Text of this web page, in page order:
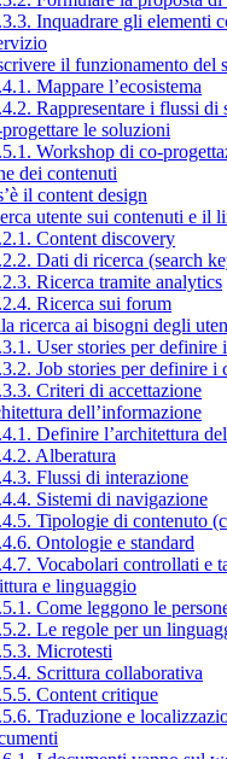
Inquadrare gli elementi
il funzionamento del
Mappare l’ecosistema
Rappresentare i flussi di
le soluzioni
Workshop di co-
dei contenuti
il content design
utente sui contenuti e il
Content discovery
Dati di ricerca (search
Ricerca tramite analytics
Ricerca sui forum
ricerca ai bisogni degli
User stories per definire
Job stories per definire i
Criteri di accettazione
dell’informazione
Definire l’architettura
Alberatura
Flussi di interazione
Sistemi di navigazione
Tipologie di contenuto
Ontologie e standard
Vocabolari controllati e
e linguaggio
Come leggono le
Le regole per un
Microtesti
Scrittura collaborativa
Content critique
Traduzione e